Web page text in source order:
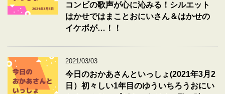
コンビの歌声が心に沁みる！シルエット
はかせではまことおにいさん＆はかせの
イケボが…！！
2021/03/03
今日のおかあさんといっしょ(2021年3月2
日）初々しい1年目のゆういちろうおにい